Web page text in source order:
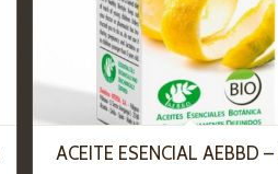
ACEITE ESENCIAL AEBBD